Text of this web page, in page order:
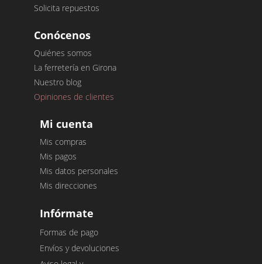
Solicita repuestos
Conócenos
Quiénes somos
La ferretería en Girona
Nuestro blog
Opiniones de clientes
Mi cuenta
Mis compras
Mis pagos
Mis datos personales
Mis direcciones
Infórmate
Formas de pago
Envíos y devoluciones